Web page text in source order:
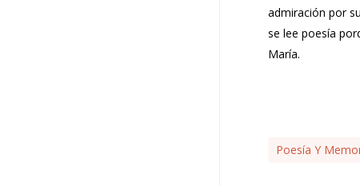
admiración por
se lee poesía
María.
Poesía Y